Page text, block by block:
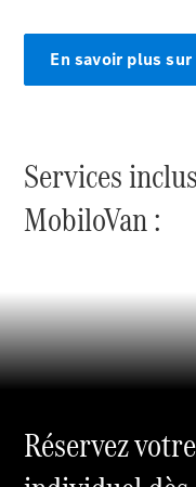
vous
En savoir plus
Services
MobiloVan :
Réservez